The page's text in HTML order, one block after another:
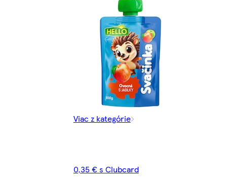
Viac z kategórie
0,35 € s Clubcard